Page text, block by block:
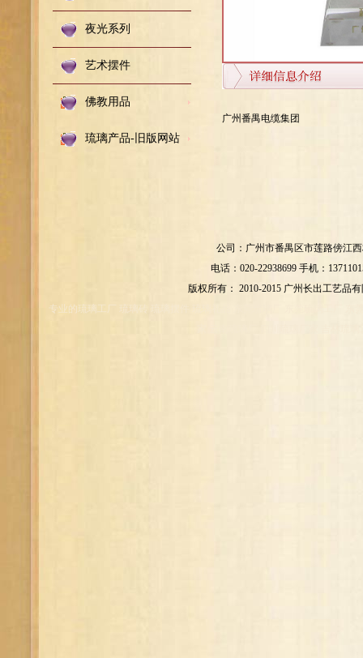
夜光系列
艺术摆件
佛教用品
琉璃产品-旧版网站
广州番禺电缆集团
公司：广州市番禺区市莲路傍江
电话：020-22938699 手机：
版权所有： 2010-2015 广州长出工艺品
专业的琉璃工厂 琉璃砖 琉璃摆件 琉璃礼品 东莞琉璃厂 东莞琉璃工厂